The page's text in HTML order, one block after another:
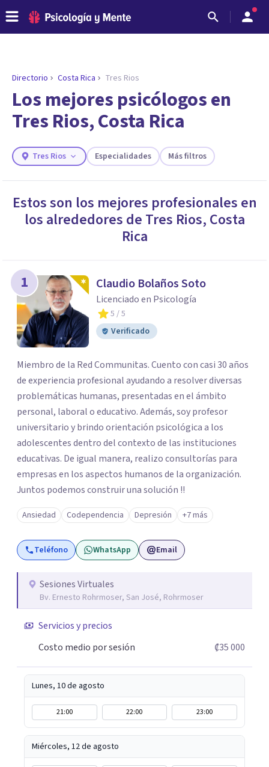
ENCONTRAR MI TERAPEUTA
¿Necesitas ayuda para encontrar el
psicólogo adecuado?
Responde a unas breves preguntas y te ofreceremos
necesidades.
Directorio Costa Rica Tres Rios
Los mejores psicólogos en
Tres Rios, Costa Rica
Tres Rios Especialidades Más filtros
Estos son los mejores profesionales en
los alrededores de Tres Rios, Costa
Rica
1 Claudio Bolaños Soto
Licenciado en Psicología
5 / 5
Verificado
Miembro de la Red Communitas. Cuento con casi 30 años
de experiencia profesional ayudando a resolver diversas
problemáticas humanas, presentadas en el ámbito
personal, laboral o educativo. Además, soy profesor
universitario y brindo orientación psicológica a los
adolescentes dentro del contexto de las instituciones
educativas. De igual manera, realizo consultorías para
empresas en los aspectos humanos de la organización.
Juntos podemos construir una solución !!
Ansiedad Codependencia Depresión +7 más
Teléfono WhatsApp Email
Sesiones Virtuales
Bv. Ernesto Rohrmoser, San José, Rohrmoser
Servicios y precios
Costo medio por sesión
₡35 000
Lunes, 10 de agosto
21:00 22:00 23:00
Miércoles, 12 de agosto